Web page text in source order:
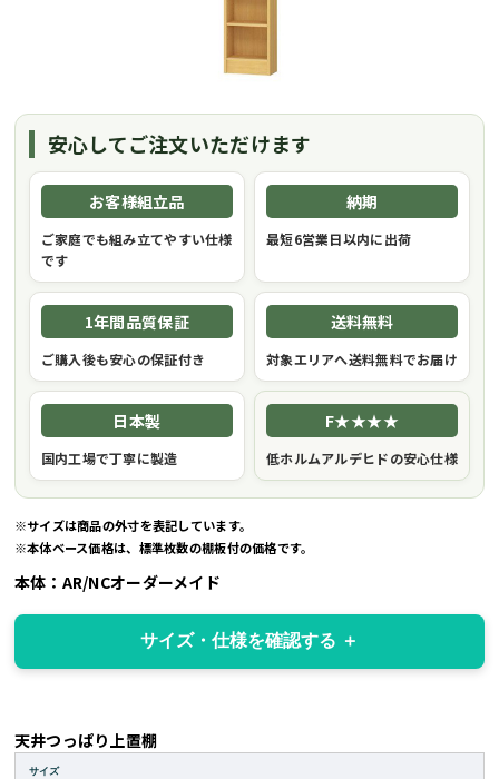
安心してご注文いただけます
お客様組立品
ご家庭でも組み立てやすい仕様
です
納期
最短6営業日以内に出荷
1年間品質保証
ご購入後も安心の保証付き
送料無料
対象エリアへ送料無料でお届け
日本製
国内工場で丁寧に製造
F★★★★
低ホルムアルデヒドの安心仕様
※サイズは商品の外寸を表記しています。
※本体ベース価格は、標準枚数の棚板付の価格です。
本体：AR/NCオーダーメイド
サイズ・仕様を確認する
天井つっぱり上置棚
サイズ